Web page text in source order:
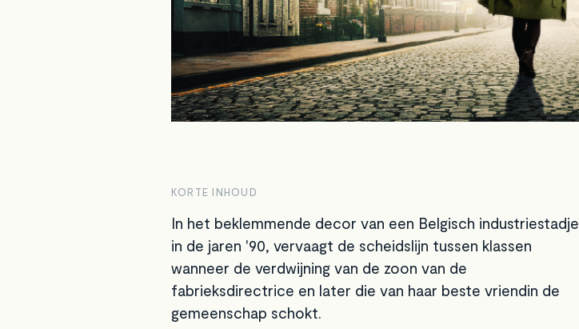
KORTE INHOUD
In het beklemmende decor van een Belgisch industriestadje
in de jaren '90, vervaagt de scheidslijn tussen klassen
wanneer de verdwijning van de zoon van de
fabrieksdirectrice en later die van haar beste vriendin de
gemeenschap schokt.